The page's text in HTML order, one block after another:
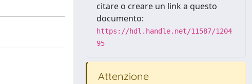
citare o creare un link a questo
documento:
https://hdl.handle.net/11587/1204
95
Attenzione